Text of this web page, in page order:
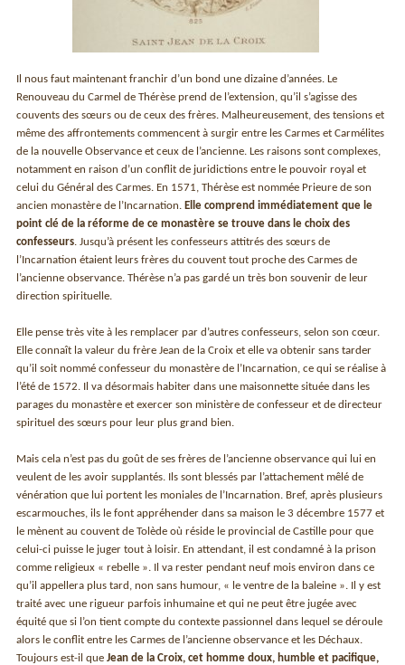
Il nous faut maintenant franchir d’un bond une dizaine d’années. Le
Renouveau du Carmel de Thérèse prend de l’extension, qu’il s’agisse des
couvents des sœurs ou de ceux des frères. Malheureusement, des tensions et
même des affrontements commencent à surgir entre les Carmes et Carmélites
de la nouvelle Observance et ceux de l’ancienne. Les raisons sont complexes,
notamment en raison d’un conflit de juridictions entre le pouvoir royal et
celui du Général des Carmes. En 1571, Thérèse est nommée Prieure de son
ancien monastère de l’Incarnation. Elle comprend immédiatement que le
point clé de la réforme de ce monastère se trouve dans le choix des
confesseurs. Jusqu’à présent les confesseurs attitrés des sœurs de
l’Incarnation étaient leurs frères du couvent tout proche des Carmes de
l’ancienne observance. Thérèse n’a pas gardé un très bon souvenir de leur
direction spirituelle.
Elle pense très vite à les remplacer par d’autres confesseurs, selon son cœur.
Elle connaît la valeur du frère Jean de la Croix et elle va obtenir sans tarder
qu’il soit nommé confesseur du monastère de l’Incarnation, ce qui se réalise à
l’été de 1572. Il va désormais habiter dans une maisonnette située dans les
parages du monastère et exercer son ministère de confesseur et de directeur
spirituel des sœurs pour leur plus grand bien.
Mais cela n’est pas du goût de ses frères de l’ancienne observance qui lui en
veulent de les avoir supplantés. Ils sont blessés par l’attachement mêlé de
vénération que lui portent les moniales de l’Incarnation. Bref, après plusieurs
escarmouches, ils le font appréhender dans sa maison le 3 décembre 1577 et
le mènent au couvent de Tolède où réside le provincial de Castille pour que
celui-ci puisse le juger tout à loisir. En attendant, il est condamné à la prison
comme religieux « rebelle ». Il va rester pendant neuf mois environ dans ce
qu’il appellera plus tard, non sans humour, « le ventre de la baleine ». Il y est
traité avec une rigueur parfois inhumaine et qui ne peut être jugée avec
équité que si l’on tient compte du contexte passionnel dans lequel se déroule
alors le conflit entre les Carmes de l’ancienne observance et les Déchaux.
Toujours est-il queJean de la Croix, cet homme doux, humble et pacifique,